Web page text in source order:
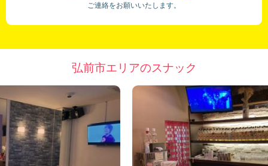
ご連絡をお願いいたします。
弘前市エリアのスナック